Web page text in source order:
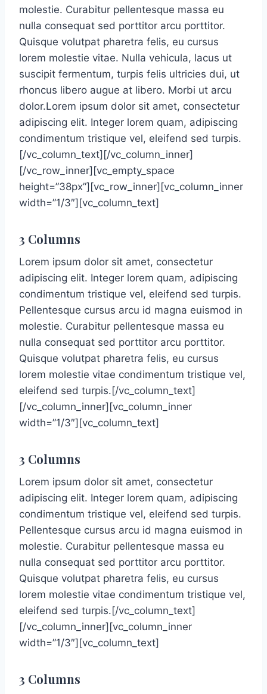
molestie. Curabitur pellentesque massa eu
nulla consequat sed porttitor arcu porttitor.
Quisque volutpat pharetra felis, eu cursus
lorem molestie vitae. Nulla vehicula, lacus ut
suscipit fermentum, turpis felis ultricies dui, ut
rhoncus libero augue at libero. Morbi ut arcu
dolor.Lorem ipsum dolor sit amet, consectetur
adipiscing elit. Integer lorem quam, adipiscing
condimentum tristique vel, eleifend sed turpis.
[/vc_column_text][/vc_column_inner]
[/vc_row_inner][vc_empty_space
height=”38px”][vc_row_inner][vc_column_inner
width=”1/3″][vc_column_text]
3 Columns
Lorem ipsum dolor sit amet, consectetur
adipiscing elit. Integer lorem quam, adipiscing
condimentum tristique vel, eleifend sed turpis.
Pellentesque cursus arcu id magna euismod in
molestie. Curabitur pellentesque massa eu
nulla consequat sed porttitor arcu porttitor.
Quisque volutpat pharetra felis, eu cursus
lorem molestie vitae condimentum tristique vel,
eleifend sed turpis.[/vc_column_text]
[/vc_column_inner][vc_column_inner
width=”1/3″][vc_column_text]
3 Columns
Lorem ipsum dolor sit amet, consectetur
adipiscing elit. Integer lorem quam, adipiscing
condimentum tristique vel, eleifend sed turpis.
Pellentesque cursus arcu id magna euismod in
molestie. Curabitur pellentesque massa eu
nulla consequat sed porttitor arcu porttitor.
Quisque volutpat pharetra felis, eu cursus
lorem molestie vitae condimentum tristique vel,
eleifend sed turpis.[/vc_column_text]
[/vc_column_inner][vc_column_inner
width=”1/3″][vc_column_text]
3 Columns